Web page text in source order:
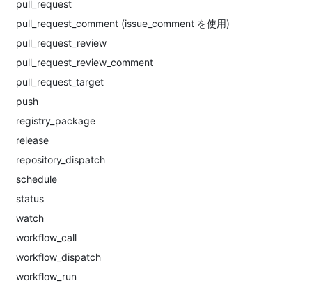
pull_request
pull_request_comment (issue_comment を使用)
pull_request_review
pull_request_review_comment
pull_request_target
push
registry_package
release
repository_dispatch
schedule
status
watch
workflow_call
workflow_dispatch
workflow_run